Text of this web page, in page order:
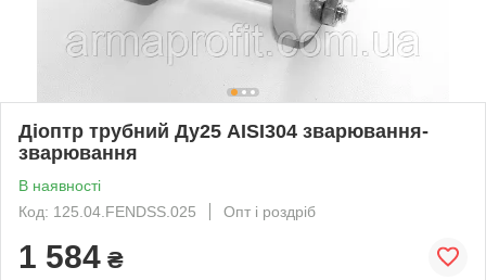
Діоптр трубний Ду25 AISI304 зварювання-
зварювання
В наявності
Код: 125.04.FENDSS.025
Опт і роздріб
1 584 ₴